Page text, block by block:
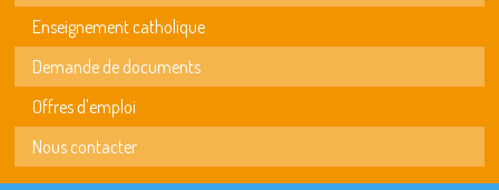
Enseignement catholique
Demande de documents
Offres d'emploi
Nous contacter